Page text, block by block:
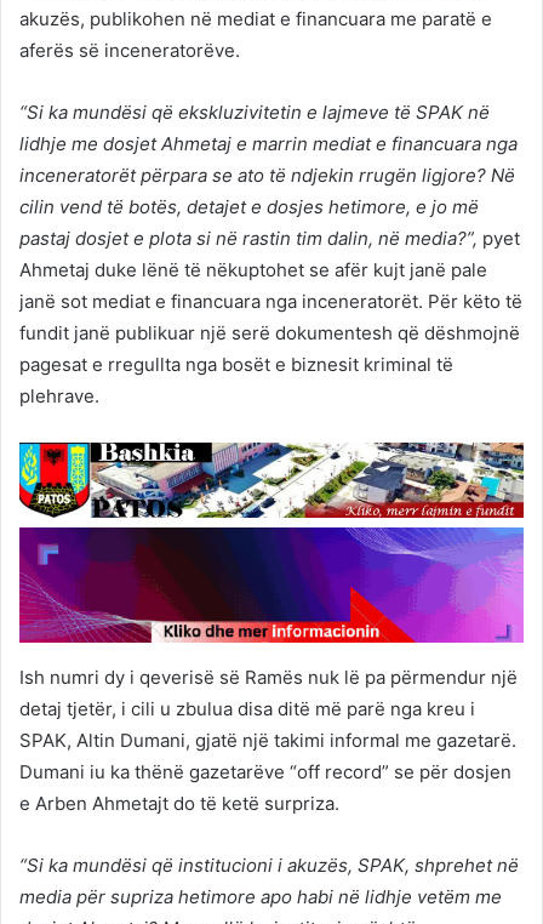
akuzës, publikohen në mediat e financuara me paratë e
aferës së inceneratorëve.
“Si ka mundësi që ekskluzivitetin e lajmeve të SPAK në
lidhje me dosjet Ahmetaj e marrin mediat e financuara nga
inceneratorët përpara se ato të ndjekin rrugën ligjore? Në
cilin vend të botës, detajet e dosjes hetimore, e jo më
pastaj dosjet e plota si në rastin tim dalin, në media?”, pyet
Ahmetaj duke lënë të nëkuptohet se afër kujt janë pale
janë sot mediat e financuara nga inceneratorët. Për këto të
fundit janë publikuar një serë dokumentesh që dëshmojnë
pagesat e rregullta nga bosët e biznesit kriminal të
plehrave.
Ish numri dy i qeverisë së Ramës nuk lë pa përmendur një
detaj tjetër, i cili u zbulua disa ditë më parë nga kreu i
SPAK, Altin Dumani, gjatë një takimi informal me gazetarë.
Dumani iu ka thënë gazetarëve “off record” se për dosjen
e Arben Ahmetajt do të ketë surpriza.
“Si ka mundësi që institucioni i akuzës, SPAK, shprehet në
media për supriza hetimore apo habi në lidhje vetëm me